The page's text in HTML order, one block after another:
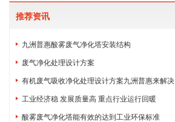
推荐资讯
九洲普惠酸雾废气净化塔安装结构
废气净化处理设计方案
有机废气吸收净化处理设计方案九洲普惠来解决
工业经济稳 发展质量高 重点行业运行回暖
酸雾废气净化塔能有效的达到工业环保标准